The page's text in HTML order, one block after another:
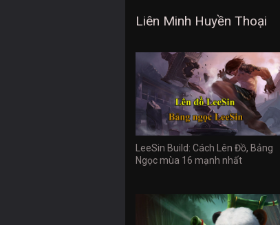
Liên Minh Huyền Thoại
LeeSin Build: Cách Lên Đồ, Bảng
Ngọc mùa 16 mạnh nhất